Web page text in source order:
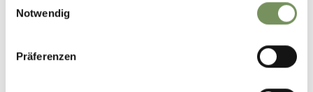
Notwendig
Präferenzen
Veranstalter